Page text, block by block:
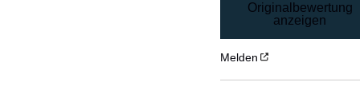
Originalbewertung
anzeigen
Melden